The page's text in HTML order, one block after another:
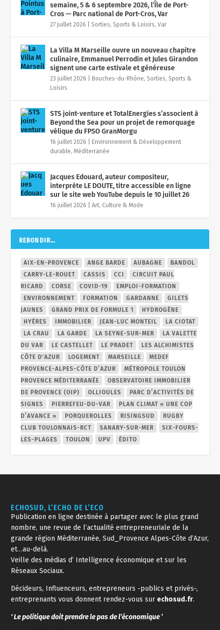
semaine, 5 & 6 septembre 2026, l’Île de Port-
Cros — Parc national de Port-Cros, Var
27 juillet 2026 |Sorties, Sports & Loisirs,Var
La Villa M Marseille ouvre un nouveau chapitre
culinaire, Emmanuel Perrodin et Jules Girandon
signent une carte estivale et généreuse
23 juillet 2026 Bouches-du-Rhône,Sorties, Sports &
Loisirs
STS joint-venture et TotalEnergies s’associent à
Beyond the Sea pour un projet de remorquage
vélique du FPSO GranMorgu
16 juillet 2026
Environnement & Développement
durable,Méditerranée
Jacques Edouard, auteur compositeur,
interprète LE DOUTE, titre accessible en ligne
sur le site web YouTube depuis le 10 juillet 26
16 juillet 2026 |Art, Culture & Mode
REBONDIR…
AIX-EN-PROVENCE ANGE BARDE AUBAGNE
BANDOL
CARRY-LE-ROUET
CASSIS CCI
CIRCUIT PAUL
RICARD
CORSE COVID-19
EMPLOI-FORMATION
ENVIRONNEMENT
FORMATION GARDANNE
GILETS
JAUNES
GRAND PRIX DE FORMULE 1
HYDROGÈNE
HYÈRES
IMMOBILIER JEAN-LUC MONTEIL
LA CIOTAT
LA CRAU
LA GARDE LA SEYNE-SUR-MER
LA VALETTE
DU VAR
LE CASTELLET LE PRADET
LES ALCHIMISTES
CÔTE D'AZUR
LOGEMENT MARSEILLE
MEDEF
PROVENCE-ALPES-CÔTE D’AZUR
MÉTROPOLE TOULON
PROVENCE MÉDITERRANÉE
OBSERVATOIRE IMMOBILIER
DE PROVENCE (OIP)
OLLIOULES
PARC D’ACTIVITÉS DE
SIGNES
PIERREFEU-DU-VAR
PLAN CLIMAT « UNE COP
D’AVANCE »
PORQUEROLLES RISINGSUD
RUGBY
CLUB TOULONNAIS-RCT
SANARY-SUR-MER
SIX-FOURS-
LES-PLAGES
TOULON UPV ÉDITO
ECHOSUD, L’ECHO DE L’ECO
Publication en ligne destinée à partager avec le plus grand
nombre, une revue de l’actualité entrepreneuriale de la
grande région Méditerranée, Sud_Provence Alpes-Côte d’Azur,
et…au-delà.
Veille des médias d’ Intelligence économique et sur les
Réseaux Sociaux.
Décideurs, Influenceurs, entrepreneurs -publics et privés-,
entreprenants vous donnent rendez-vous surechosud.fr.
‘ Le politique doit prendre le pas de l’économique ’